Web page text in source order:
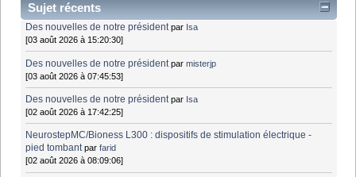
Sujet récents
Des nouvelles de notre président par Isa
[03 août 2026 à 15:20:30]
Des nouvelles de notre président parmisterjp
[03 août 2026 à 07:45:53]
Des nouvelles de notre président par Isa
[02 août 2026 à 17:42:25]
NeurostepMC/Bioness L300 : dispositifs de stimulation électrique -
pied tombant parfarid
[02 août 2026 à 08:09:06]